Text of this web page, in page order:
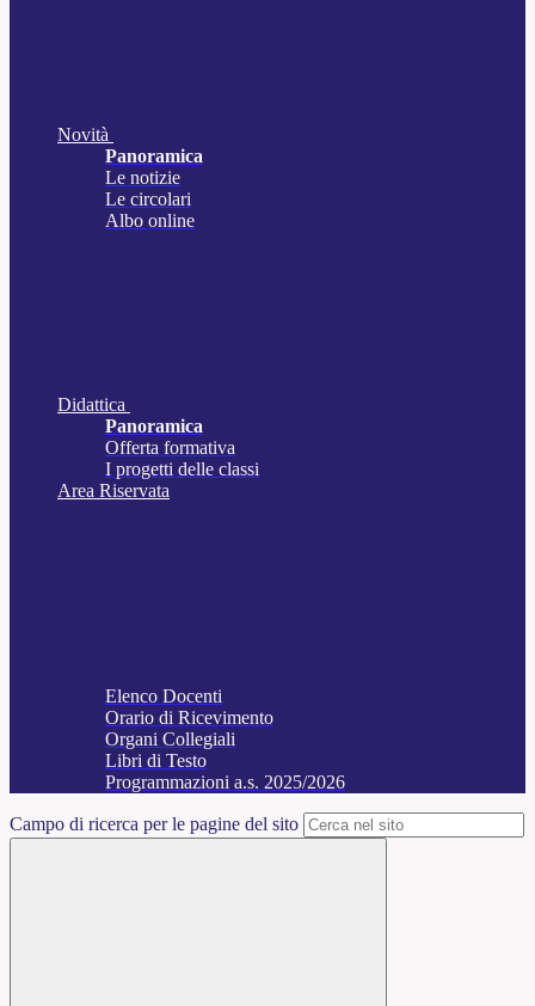
Novità
Panoramica
Le notizie
Le circolari
Albo online
Didattica
Panoramica
Offerta formativa
I progetti delle classi
Area Riservata
Elenco Docenti
Orario di Ricevimento
Organi Collegiali
Libri di Testo
Programmazioni a.s. 2025/2026
Campo di ricerca per le pagine del sito